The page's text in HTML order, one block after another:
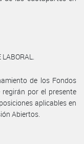
de los Fondos
regirán por el presente
aplicables en
Abiertos.